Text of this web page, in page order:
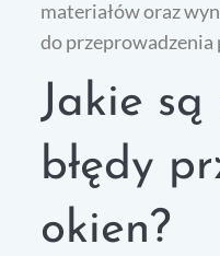
materiałów oraz
do przeprowadzenia
Jakie są
błędy
okien?